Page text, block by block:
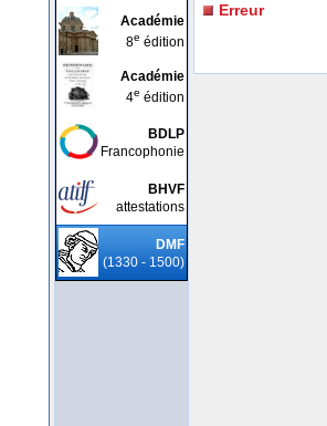
Académie
8e édition
Académie
4e édition
BDLP
Francophonie
BHVF
attestations
DMF
(1330 - 1500)
Erreur